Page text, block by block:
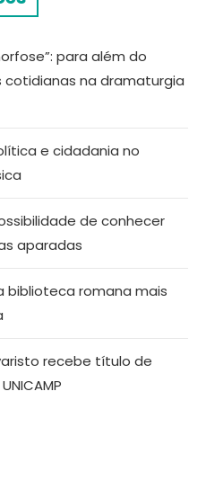
para além do
cotidianas na dramaturgia
e cidadania no
de conhecer
aparadas
biblioteca romana mais
recebe título de